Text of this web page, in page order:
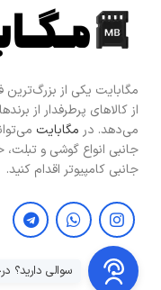
مگابایت یکی از بزرگ‌ترین
از کالاهای پرطرفدار از
می‌دهد. در مگابایت
جانبی انواع گوشی و
جانبی کامپیوتر اقدام کنید.
سوالی دارید؟